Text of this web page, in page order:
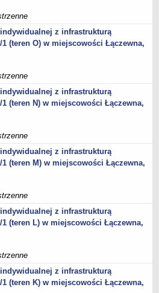
ZAWIERAJĄCYCH INFORMACJE O
środowisku
WALK I MĘCZEŃSTWA
2025-2034
z infrastrukturą
(teren O) w miejscowości Łączewna,
z infrastrukturą
(teren N) w miejscowości Łączewna,
z infrastrukturą
(teren M) w miejscowości Łączewna,
z infrastrukturą
(teren L) w miejscowości Łączewna,
z infrastrukturą
(teren K) w miejscowości Łączewna,